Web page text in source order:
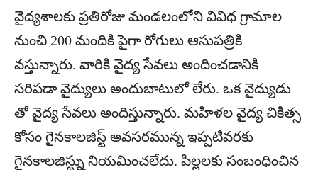
వైద్యశాలకు ప్రతిరోజు మండలంలోని వివిధ గ్రామాల
నుంచి 200 మందికి పైగా రోగులు ఆసుపత్రికి
వస్తున్నారు. వారికి వైద్య సేవలు అందించడానికి
సరిపడా వైద్యులు అందుబాటులో లేరు. ఒక వైద్యుడు
తో వైద్య సేవలు అందిస్తున్నారు. మహిళల వైద్య చికిత్స
కోసం గైనకాలజిస్ట్ అవసరమున్న ఇప్పటివరకు
గైనకాలజిస్ట్ను నియమించలేదు. పిల్లలకు సంబంధించిన